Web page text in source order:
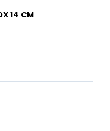
14 CM